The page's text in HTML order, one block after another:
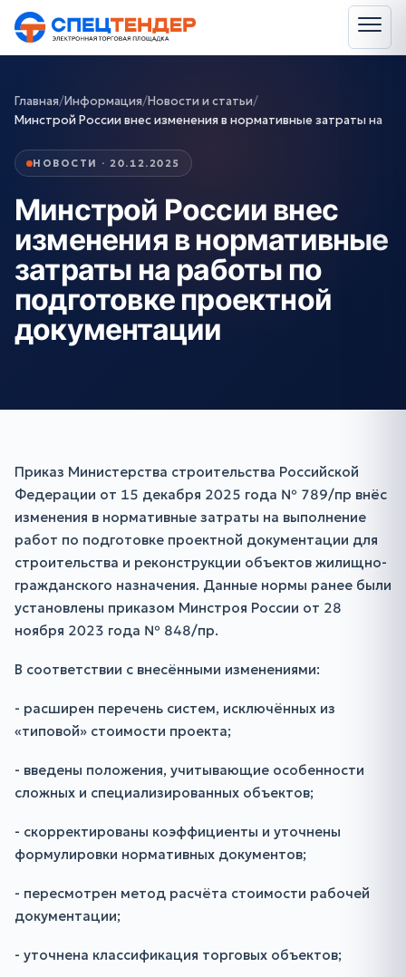
Главная/Информация/Новости и статьи/
Минстрой России внес изменения в нормативные затраты на
НОВОСТИ · 20.12.2025
Минстрой России внес
изменения в нормативные
затраты на работы по
подготовке проектной
документации
Приказ Министерства строительства Российской
Федерации от 15 декабря 2025 года № 789/пр внёс
изменения в нормативные затраты на выполнение
работ по подготовке проектной документации для
строительства и реконструкции объектов жилищно-
гражданского назначения. Данные нормы ранее были
установлены приказом Минстроя России от 28
ноября 2023 года № 848/пр.
В соответствии с внесёнными изменениями:
- расширен перечень систем, исключённых из
«типовой» стоимости проекта;
- введены положения, учитывающие особенности
сложных и специализированных объектов;
- скорректированы коэффициенты и уточнены
формулировки нормативных документов;
- пересмотрен метод расчёта стоимости рабочей
документации;
- уточнена классификация торговых объектов;